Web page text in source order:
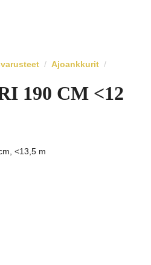
Ajoankkurit
190 CM <12
<13,5 m